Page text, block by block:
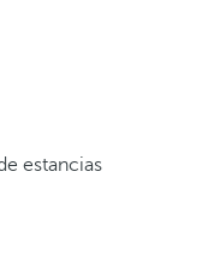
estancias